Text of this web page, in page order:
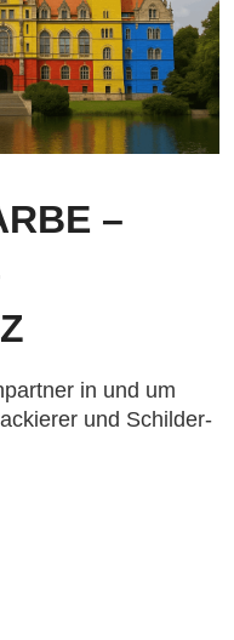
–
in und um
und Schilder-